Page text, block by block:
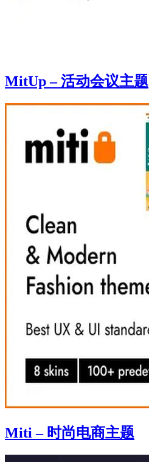
MitUp – 活动会议主题
Miti – 时尚电商主题